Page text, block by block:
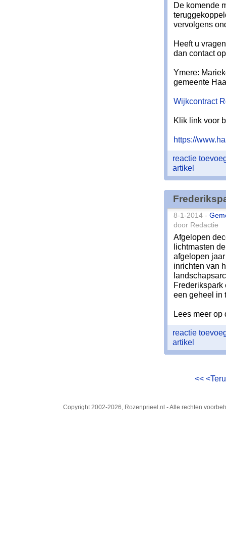
De komende
vervolgens
Heeft u
dan contact
Ymere:
gemeente
Wijkcontract
Klik link voor
https://
reactie
artikel
8-1-2014 -
door Redactie
Afgelopen
lichtmasten
afgelopen
inrichten van
Frederikspark
een geheel in
Lees meer op
reactie
artikel
<<
Copyright 2002-2026, Rozenprieel.nl - Alle rechten